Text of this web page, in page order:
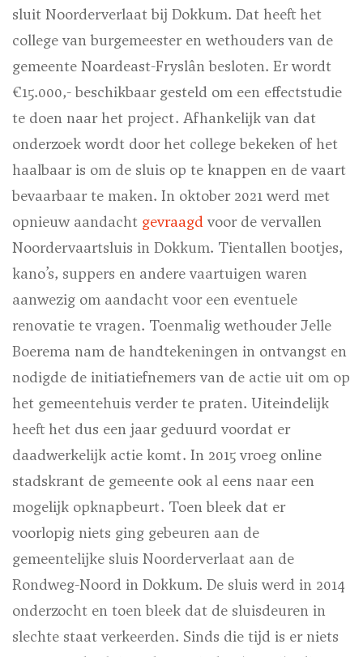
sluit Noorderverlaat bij Dokkum. Dat heeft het
college van burgemeester en wethouders van de
gemeente Noardeast-Fryslân besloten. Er wordt
€15.000,- beschikbaar gesteld om een effectstudie
te doen naar het project. Afhankelijk van dat
onderzoek wordt door het college bekeken of het
haalbaar is om de sluis op te knappen en de vaart
bevaarbaar te maken. In oktober 2021 werd met
opnieuw aandacht gevraagd voor de vervallen
Noordervaartsluis in Dokkum. Tientallen bootjes,
kano’s, suppers en andere vaartuigen waren
aanwezig om aandacht voor een eventuele
renovatie te vragen. Toenmalig wethouder Jelle
Boerema nam de handtekeningen in ontvangst en
nodigde de initiatiefnemers van de actie uit om op
het gemeentehuis verder te praten. Uiteindelijk
heeft het dus een jaar geduurd voordat er
daadwerkelijk actie komt. In 2015 vroeg online
stadskrant de gemeente ook al eens naar een
mogelijk opknapbeurt. Toen bleek dat er
voorlopig niets ging gebeuren aan de
gemeentelijke sluis Noorderverlaat aan de
Rondweg-Noord in Dokkum. De sluis werd in 2014
onderzocht en toen bleek dat de sluisdeuren in
slechte staat verkeerden. Sinds die tijd is er niets